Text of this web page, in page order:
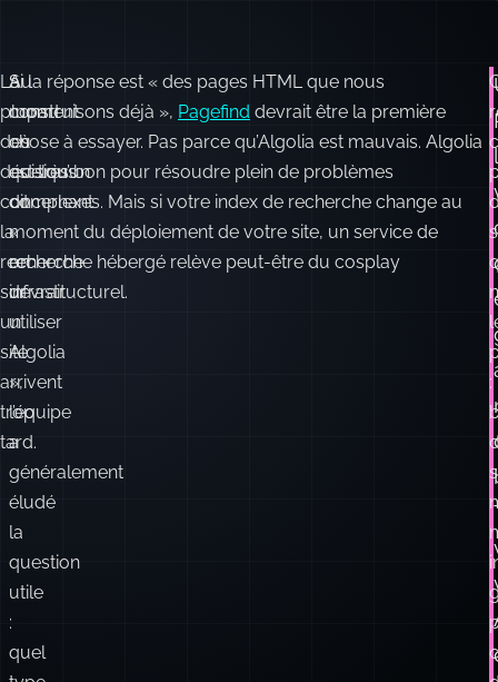
concernant
la
recherche
sur
un
site
arrivent
trop
tard.
dit
«
on
devrait
utiliser
Algolia
»,
l’équipe
a
généralement
éludé
la
question
utile
:
quel
type
de
contenu
cherchons-
complexes. Mais si votre index de recherche change au
moment du déploiement de votre site, un service de
recherche hébergé relève peut-être du cosplay
infrastructurel.
: